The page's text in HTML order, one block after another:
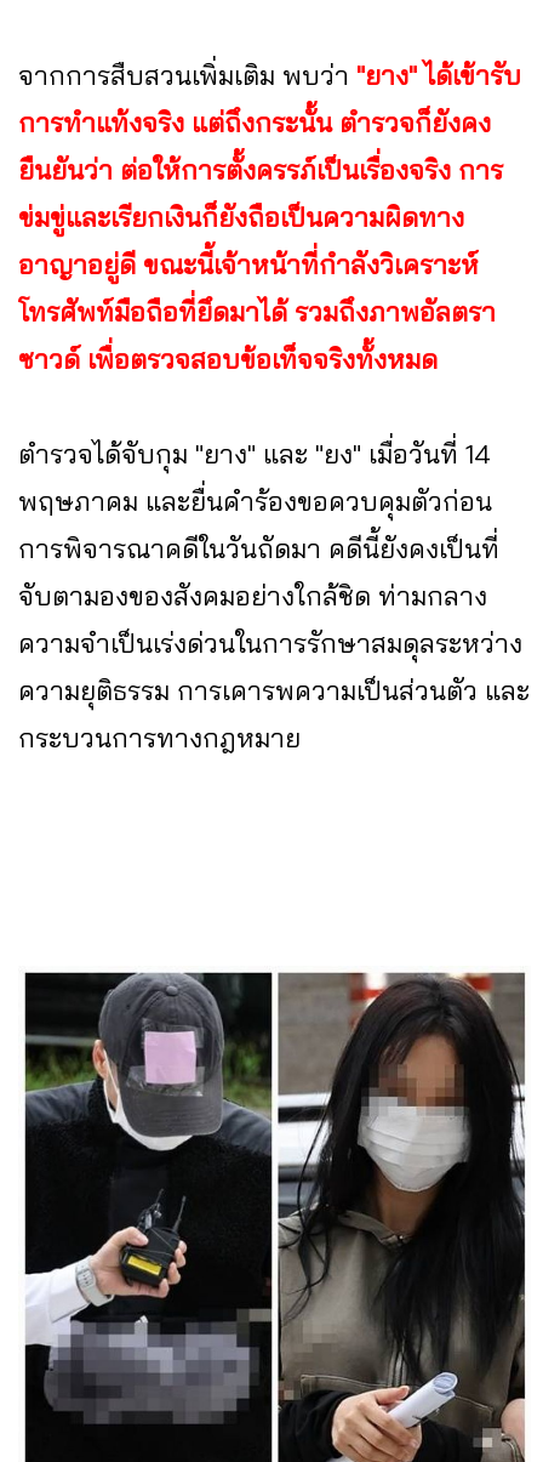
จากการสืบสวนเพิ่มเติม พบว่า "ยาง" ได้เข้ารับ
การทำแท้งจริง แต่ถึงกระนั้น ตำรวจก็ยังคง
ยืนยันว่า ต่อให้การตั้งครรภ์เป็นเรื่องจริง การ
ข่มขู่และเรียกเงินก็ยังถือเป็นความผิดทาง
อาญาอยู่ดี ขณะนี้เจ้าหน้าที่กำลังวิเคราะห์
โทรศัพท์มือถือที่ยึดมาได้ รวมถึงภาพอัลตรา
ซาวด์ เพื่อตรวจสอบข้อเท็จจริงทั้งหมด
ตำรวจได้จับกุม "ยาง" และ "ยง" เมื่อวันที่ 14
พฤษภาคม และยื่นคำร้องขอควบคุมตัวก่อน
การพิจารณาคดีในวันถัดมา คดีนี้ยังคงเป็นที่
จับตามองของสังคมอย่างใกล้ชิด ท่ามกลาง
ความจำเป็นเร่งด่วนในการรักษาสมดุลระหว่าง
ความยุติธรรม การเคารพความเป็นส่วนตัว และ
กระบวนการทางกฎหมาย